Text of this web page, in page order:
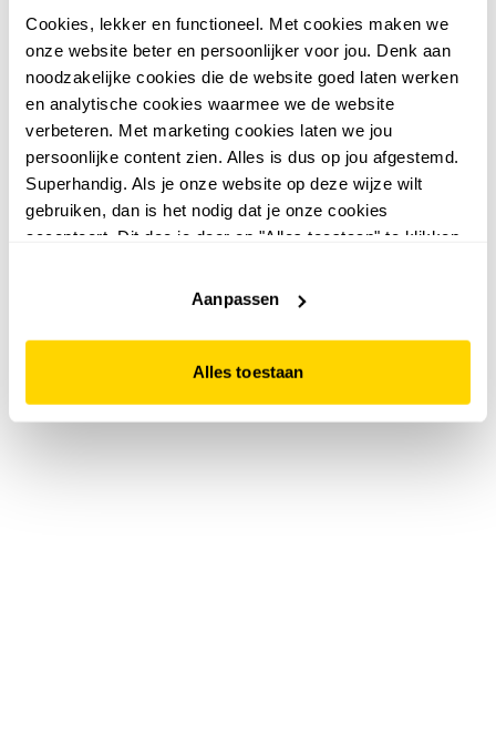
Cookies, lekker en functioneel. Met cookies maken we
onze website beter en persoonlijker voor jou. Denk aan
noodzakelijke cookies die de website goed laten werken
en analytische cookies waarmee we de website
verbeteren. Met marketing cookies laten we jou
persoonlijke content zien. Alles is dus op jou afgestemd.
Superhandig. Als je onze website op deze wijze wilt
gebruiken, dan is het nodig dat je onze cookies
accepteert. Dit doe je door op "Alles toestaan" te klikken.
website niet optimaal functioneert.
Aanpassen
Alles toestaan